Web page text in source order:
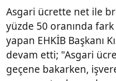
Asgari ücrette net ile
yüzde 50 oranında
yapan EHKİB Başkanı
devam etti; "Asgari
geçene bakarken,